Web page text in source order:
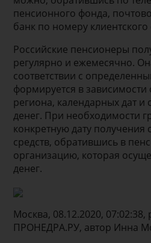
пенсионного фонда,
банк по номеру клиентского
Российские пенсионеры
регулярно и ежемесячно.
соответствии с
формируется в зависимости
региона, календарных дат и
денег. При необходимости
конкретную дату получения
средств, обратившись в
организацию, которая
денег.
Москва, 08.12.2020, 07:02:38,
ПРОНЕДРА.РУ, автор Инна